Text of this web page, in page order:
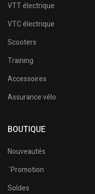
VTT électrique
VTC électrique
Scooters
Training
Accessoires
Assurance vélo
BOUTIQUE
Nouveautés
¨Promotion
Soldes